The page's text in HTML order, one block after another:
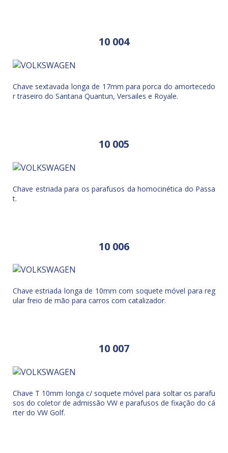
10 004
Chave sextavada longa de 17mm para porca do amortecedo
r traseiro do Santana Quantun, Versailes e Royale.
10 005
Chave estriada para os parafusos da homocinética do Passa
t.
10 006
Chave estriada longa de 10mm com soquete móvel para reg
ular freio de mão para carros com catalizador.
10 007
Chave T 10mm longa c/ soquete móvel para soltar os parafu
sos do coletor de admissão VW e parafusos de fixação do cá
rter do VW Golf.